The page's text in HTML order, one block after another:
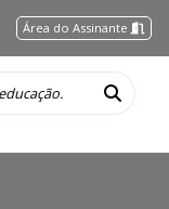
Área do Assinante